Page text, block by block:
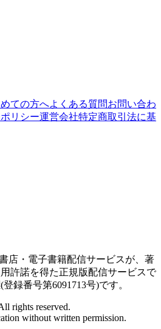
ての方へよくある質問お問い合わ
リシー運営会社特定商取引法に基
店・電子書籍配信サービスが、著
許諾を得た正規版配信サービスで
録番号第6091713号)です。
rights reserved.
without written permission.